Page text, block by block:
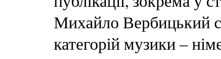
Михайло Вербицький
категорій музики –